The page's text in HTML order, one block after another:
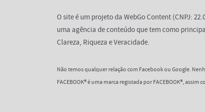
O site é um projeto da WebGo Content (CNPJ:
uma agência de conteúdo que tem como
Clareza, Riqueza e Veracidade.
Não temos qualquer relação com Facebook ou Google.
FACEBOOK® é uma marca registada por FACEBOOK®, assim